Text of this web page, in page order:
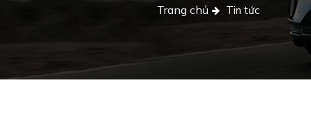
Trang chủ Tin tức